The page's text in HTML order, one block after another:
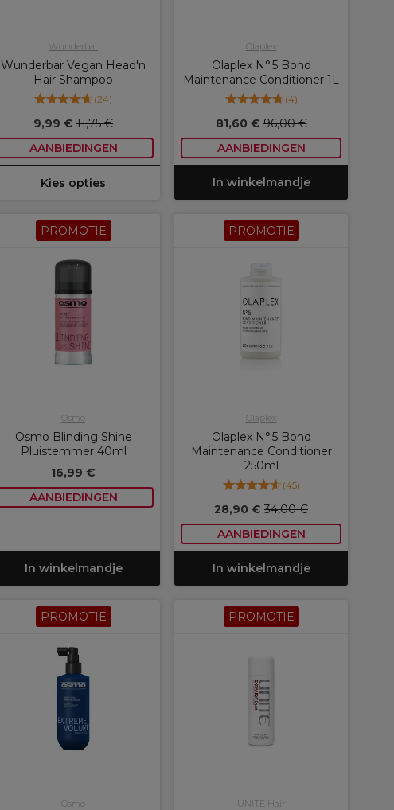
Wunderbar
Wunderbar Vegan Head'n
Hair Shampoo
(24)
9,99 € 11,75 €
AANBIEDINGEN
Kies opties
Olaplex
Olaplex N°.5 Bond
Maintenance Conditioner 1L
(4)
81,60 €96,00 €
AANBIEDINGEN
In winkelmandje
PROMOTIE
Osmo
Osmo Blinding Shine
Pluistemmer 40ml
16,99 €
AANBIEDINGEN
In winkelmandje
PROMOTIE
Olaplex
Olaplex N°.5 Bond
Maintenance Conditioner
250ml
(45)
28,90 € 34,00 €
AANBIEDINGEN
In winkelmandje
PROMOTIE
Osmo
PROMOTIE
UNITE Hair